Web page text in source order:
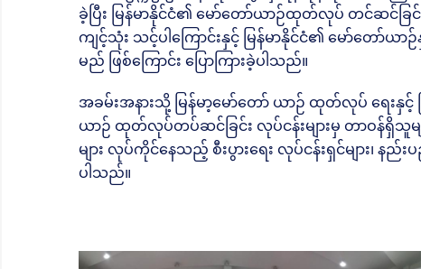
ခဲ့ပြီး မြန်မာနိုင်ငံ၏ မော်တော်ယာဉ်ထုတ်လုပ် တင်ဆင်ခြ
ကျင့်သုံး သင့်ပါကြောင်းနှင့် မြန်မာနိုင်ငံ၏ မော်တော်
မည် ဖြစ်ကြောင်း ပြောကြားခဲ့ပါသည်။
အခမ်းအနားသို့ မြန်မာ့မော်တော် ယာဉ် ထုတ်လုပ် ရေးနှင့် ဖြန့်
ယာဉ် ထုတ်လုပ်တပ်ဆင်ခြင်း လုပ်ငန်းများမှ တာဝန်ရှိသူမျာ
များ လုပ်ကိုင်နေသည့် စီးပွားရေး လုပ်ငန်းရှင်များ၊ န
ပါသည်။